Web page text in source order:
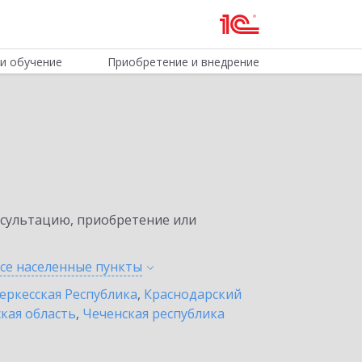
обучение Приобретение и внедрение
приобретение или
населенные пункты
Республика, Краснодарский
область, Чеченская республика